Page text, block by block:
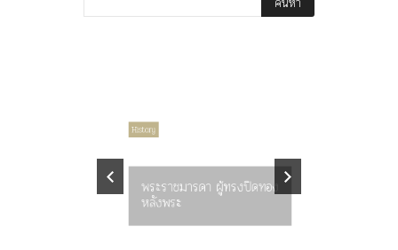
History
พระราชมารดา ผู้ทรงปิดทอง
หลังพระ